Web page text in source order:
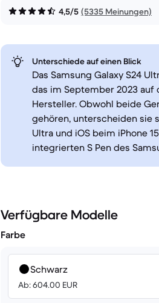
4,5/5 (5335 Meinungen)
Unterschiede auf einen Blick
Das Samsung Galaxy S24
das im September 2023
Hersteller. Obwohl beide
gehören, unterscheiden sie
Ultra und iOS beim iPhone
integrierten S Pen des
Verfügbare Modelle
Farbe
Schwarz
Ab: 604.00 EUR